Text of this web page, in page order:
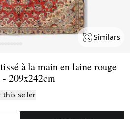
Similars
à la main en laine rouge
- 209x242cm
this seller